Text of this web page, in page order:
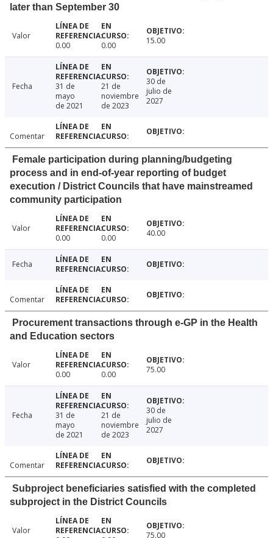
later than September 30
Valor
0.00
0.00 15.00
Fecha
31 de
mayo
de 2021
21 de
noviembre
de 2023
30 de
julio de
2027
Comentar
Female participation during planning/budgeting
process and in end-of-year reporting of budget
execution / District Councils that have mainstreamed
community participation
Valor
0.00
0.00 40.00
Fecha
Comentar
Procurement transactions through e-GP in the Health
and Education sectors
Valor
0.00
0.00 75.00
Fecha
31 de
mayo
de 2021
21 de
noviembre
de 2023
30 de
julio de
2027
Comentar
Subproject beneficiaries satisfied with the completed
subproject in the District Councils
Valor
75.00